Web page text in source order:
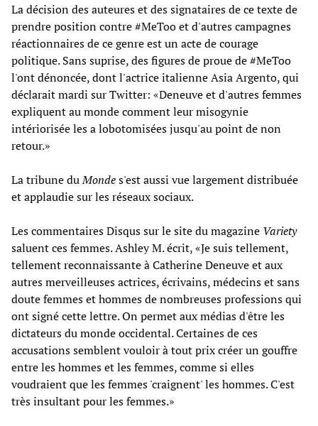
La décision des auteures et des signataires de ce texte de
prendre position contre #MeToo et d'autres campagnes
réactionnaires de ce genre est un acte de courage
politique. Sans suprise, des figures de proue de #MeToo
l'ont dénoncée, dont l'actrice italienne Asia Argento, qui
déclarait mardi sur Twitter: «Deneuve et d'autres femmes
expliquent au monde comment leur misogynie
intériorisée les a lobotomisées jusqu'au point de non
retour.»
La tribune duMondes'est aussi vue largement distribuée
et applaudie sur les réseaux sociaux.
Les commentaires Disqus sur le site du magazine Variety
saluent ces femmes. Ashley M. écrit, «Je suis tellement,
tellement reconnaissante à Catherine Deneuve et aux
autres merveilleuses actrices, écrivains, médecins et sans
doute femmes et hommes de nombreuses professions qui
ont signé cette lettre. On permet aux médias d'être les
dictateurs du monde occidental. Certaines de ces
accusations semblent vouloir à tout prix créer un gouffre
entre les hommes et les femmes, comme si elles
voudraient que les femmes 'craignent' les hommes. C'est
très insultant pour les femmes.»